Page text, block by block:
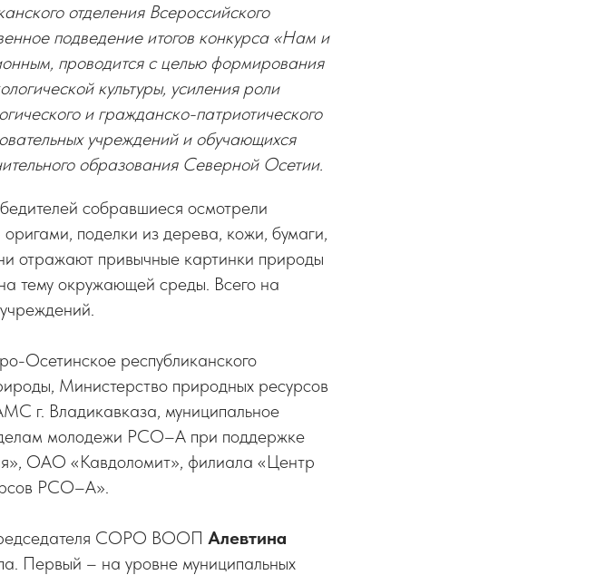
отделения Всероссийского
подведение итогов конкурса «Нам и
проводится с целью формирования
культуры, усиления роли
и гражданско-патриотического
учреждений и обучающихся
образования Северной Осетии.
собравшиеся осмотрели
поделки из дерева, кожи, бумаги,
отражают привычные картинки природы
тему окружающей среды. Всего на
Осетинское республиканского
Министерство природных ресурсов
г. Владикавказа, муниципальное
молодежи РСО–А при поддержке
ОАО «Кавдоломит», филиала «Центр
РСО–А».
СОРО ВООП Алевтина
Первый – на уровне муниципальных